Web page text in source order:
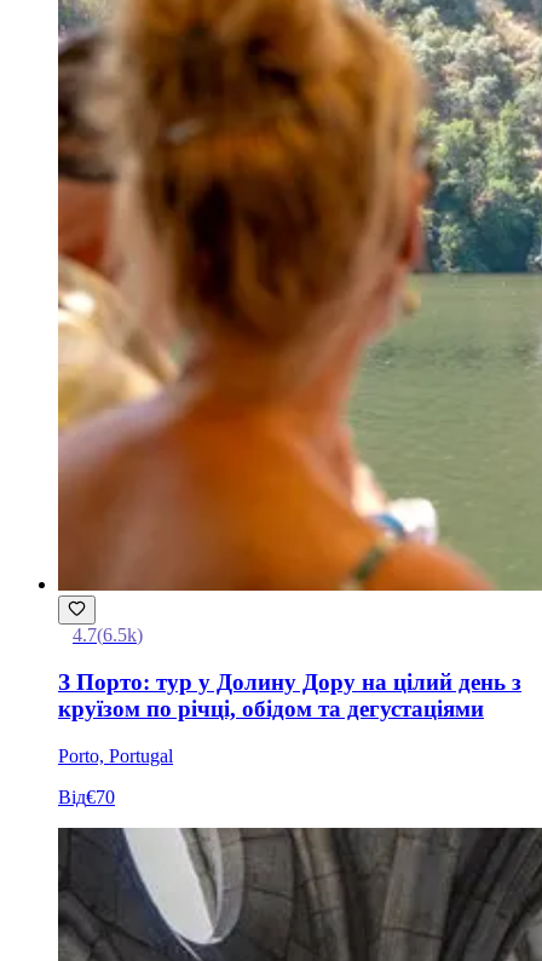
4.7(6.5k)
З Порто: тур у Долину Дору на цілий день з
круїзом по річці, обідом та дегустаціями
Porto, Portugal
Від€70